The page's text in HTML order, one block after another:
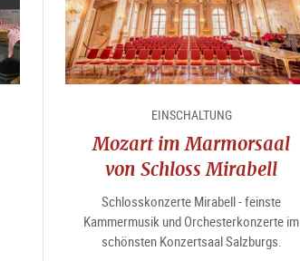
EINSCHALTUNG
Mozart im Marmorsaal
von Schloss Mirabell
Schlosskonzerte Mirabell - feinste
Kammermusik und Orchesterkonzerte im
schönsten Konzertsaal Salzburgs.